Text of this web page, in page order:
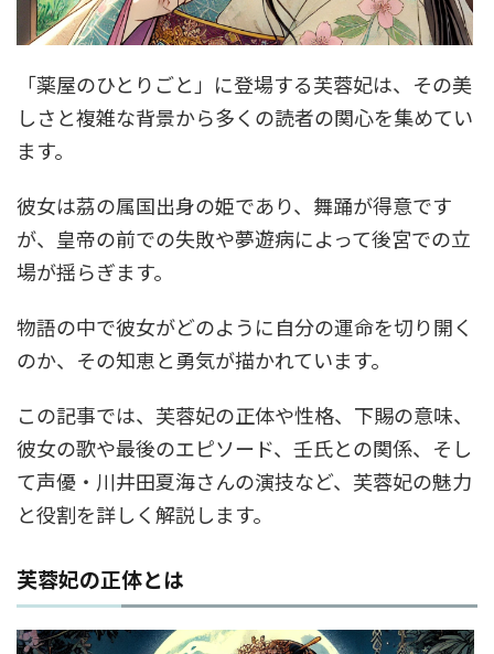
「薬屋のひとりごと」に登場する芙蓉妃は、その美
しさと複雑な背景から多くの読者の関心を集めてい
ます。
彼女は茘の属国出身の姫であり、舞踊が得意です
が、皇帝の前での失敗や夢遊病によって後宮での立
場が揺らぎます。
物語の中で彼女がどのように自分の運命を切り開く
のか、その知恵と勇気が描かれています。
この記事では、芙蓉妃の正体や性格、下賜の意味、
彼女の歌や最後のエピソード、壬氏との関係、そし
て声優・川井田夏海さんの演技など、芙蓉妃の魅力
と役割を詳しく解説します。
芙蓉妃の正体とは